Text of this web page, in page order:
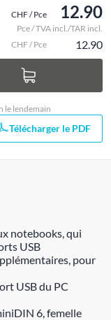
CHF / Pce 12.90
Pce / TVA incl./TAR incl.
CHF / Pce 12.90
le lendemain
Télécharger le PDF
notebooks, qui
USB
pour
USB du PC
6, femelle